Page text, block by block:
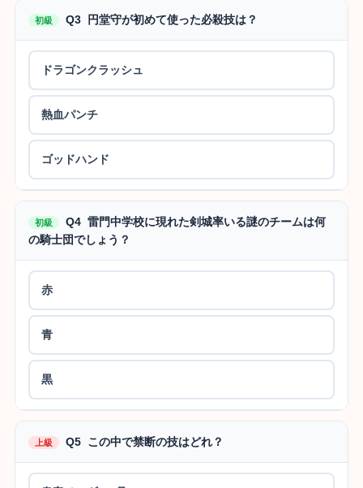
初級 Q3 円堂守が初めて使った必殺技は？
ドラゴンクラッシュ
熱血パンチ
ゴッドハンド
初級
Q4 雷門中学校に現れた剣城率いる謎のチームは何
の騎士団でしょう？
赤
青
黒
上級 Q5 この中で禁断の技はどれ？